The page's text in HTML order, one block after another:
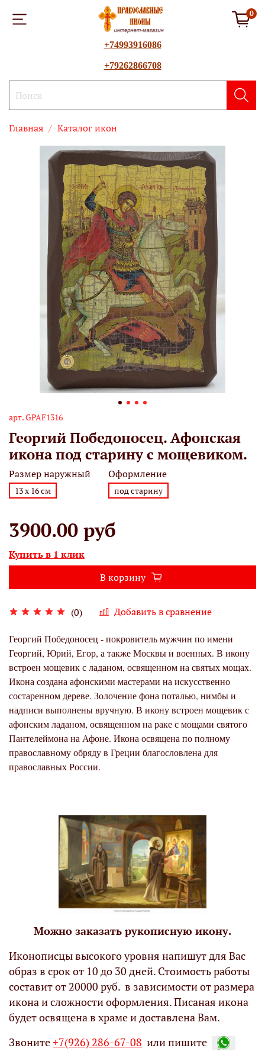
0
+74993916086
+79262866708
Главная Каталог икон
арт.GPAF1316
Георгий Победоносец. Афонская
икона под старину с мощевиком.
(0) Добавить в сравнение
Размер наружный
13 х 16 см
Оформление
под старину
3900.00 руб
Купить в 1 клик
В корзину
Георгий Победоносец - покровитель мужчин по имени
Георгий, Юрий, Егор, а также Москвы и военных. В икону
встроен мощевик с ладаном, освященном на святых мощах.
Икона создана афонскими мастерами на искусственно
состаренном дереве. Золочение фона поталью, нимбы и
надписи выполнены вручную. В икону встроен мощевик с
афонским ладаном, освященном на раке с мощами святого
Пантелеймона на Афоне. Икона освящена по полному
православному обряду в Греции благословлена для
православных России.
Можно заказать рукописную икону.
Иконописцы высокого уровня напишут для Вас
образ в срок от 10 до 30 дней. Стоимость работы
составит от 20000 руб. в зависимости от размера
икона и сложности оформления. Писаная икона
будет освящена в храме и доставлена Вам.
Звоните+7(926) 286-67-08 или пишите